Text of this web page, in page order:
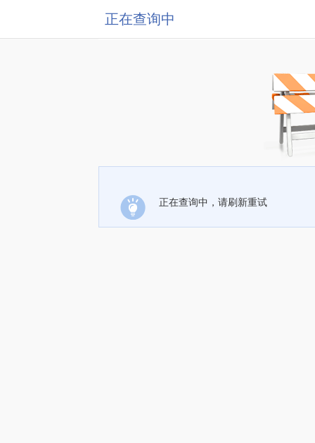
正在查询中
正在查询中，请刷新重试